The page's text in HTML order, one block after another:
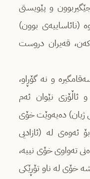
و پێویستی
(نائاساییەی بوون)
قەیران دروست
و نە گۆڕاو،
ئاڵۆزی نێوان ئەم
ژیان) دەیەوێت خۆی
لە (ئازادیی
تەواوی خۆی نییە،
خۆی لە ناو تۆڕێکی